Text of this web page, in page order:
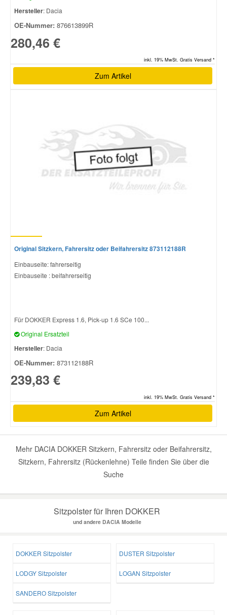
Hersteller: Dacia
OE-Nummer: 876613899R
280,46 €
inkl. 19% MwSt. Gratis Versand *
Zum Artikel
Original Sitzkern, Fahrersitz oder Beifahrersitz 873112188R
Einbauseite: fahrerseitig
Einbauseite : beifahrerseitig
Für DOKKER Express 1.6, Pick-up 1.6 SCe 100...
Original Ersatzteil
Hersteller: Dacia
OE-Nummer: 873112188R
239,83 €
inkl. 19% MwSt. Gratis Versand *
Zum Artikel
Mehr DACIA DOKKER Sitzkern, Fahrersitz oder Beifahrersitz,
Sitzkern, Fahrersitz (Rückenlehne) Teile finden Sie über die
Suche
Sitzpolster für Ihren DOKKER
und andere DACIA Modelle
DOKKER Sitzpolster DUSTER Sitzpolster
LODGY Sitzpolster LOGAN Sitzpolster
SANDERO Sitzpolster